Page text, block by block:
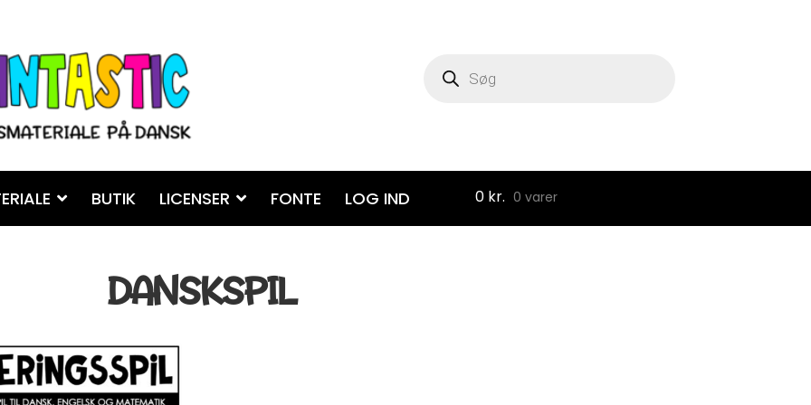
search
BUTIK LICENSER FONTE LOG IND 0 kr. 0 varer
DANSKSPIL